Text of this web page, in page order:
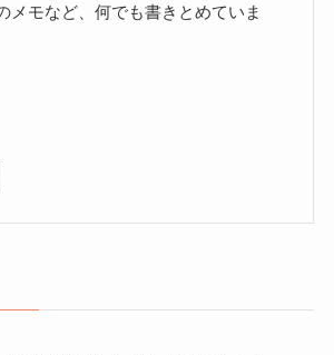
メモなど、何でも書きとめていま